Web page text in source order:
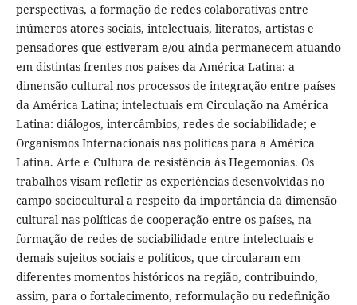
perspectivas, a formação de redes colaborativas entre
inúmeros atores sociais, intelectuais, literatos, artistas e
pensadores que estiveram e/ou ainda permanecem atuando
em distintas frentes nos países da América Latina: a
dimensão cultural nos processos de integração entre países
da América Latina; intelectuais em Circulação na América
Latina: diálogos, intercâmbios, redes de sociabilidade; e
Organismos Internacionais nas políticas para a América
Latina. Arte e Cultura de resistência às Hegemonias. Os
trabalhos visam refletir as experiências desenvolvidas no
campo sociocultural a respeito da importância da dimensão
cultural nas políticas de cooperação entre os países, na
formação de redes de sociabilidade entre intelectuais e
demais sujeitos sociais e políticos, que circularam em
diferentes momentos históricos na região, contribuindo,
assim, para o fortalecimento, reformulação ou redefinição